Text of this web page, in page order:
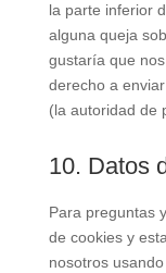
la parte inferior
alguna queja
gustaría que
derecho a
(la autoridad de
10. Datos
Para preguntas
de cookies y
nosotros